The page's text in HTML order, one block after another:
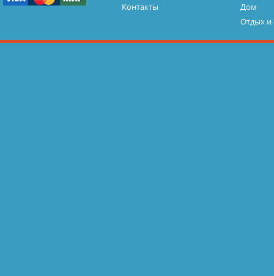
Контакты
Дом
Отдых и